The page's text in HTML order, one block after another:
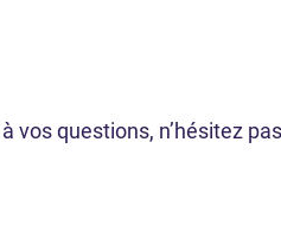
vos questions, n’hésitez